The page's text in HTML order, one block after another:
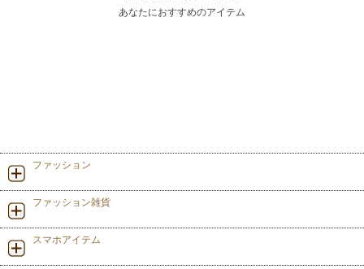
あなたにおすすめのアイテム
ファッション
ファッション雑貨
スマホアイテム